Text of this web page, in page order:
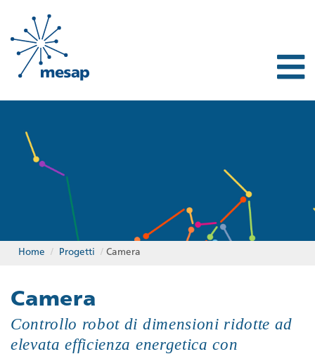
Home / Progetti / Camera
Camera
Controllo robot di dimensioni ridotte ad
elevata efficienza energetica con